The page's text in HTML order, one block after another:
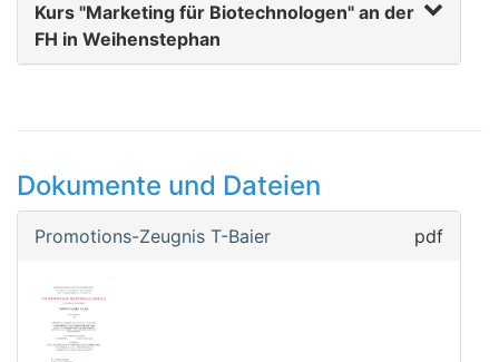
Kurs "Marketing für Biotechnologen" an der
FH in Weihenstephan
Dokumente und Dateien
Promotions-Zeugnis T-Baier pdf